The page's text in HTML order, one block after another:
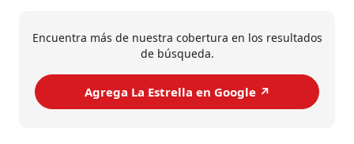
Encuentra más de nuestra cobertura en los resultados
de búsqueda.
Agrega La Estrella en Google ↗️